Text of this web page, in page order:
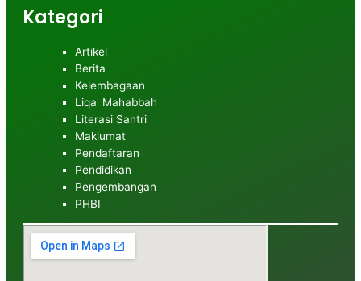
Kategori
Artikel
Berita
Kelembagaan
Liqa' Mahabbah
Literasi Santri
Maklumat
Pendaftaran
Pendidikan
Pengembangan
PHBI